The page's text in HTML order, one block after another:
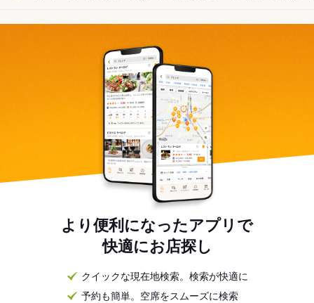
より便利になったアプリで
快適にお店探し
クイックな現在地検索。検索が快適に
予約も簡単。空席をスムーズに検索